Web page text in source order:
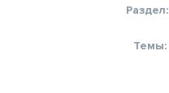
Раздел:
Темы: